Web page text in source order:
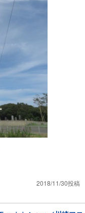
2018/11/30投稿